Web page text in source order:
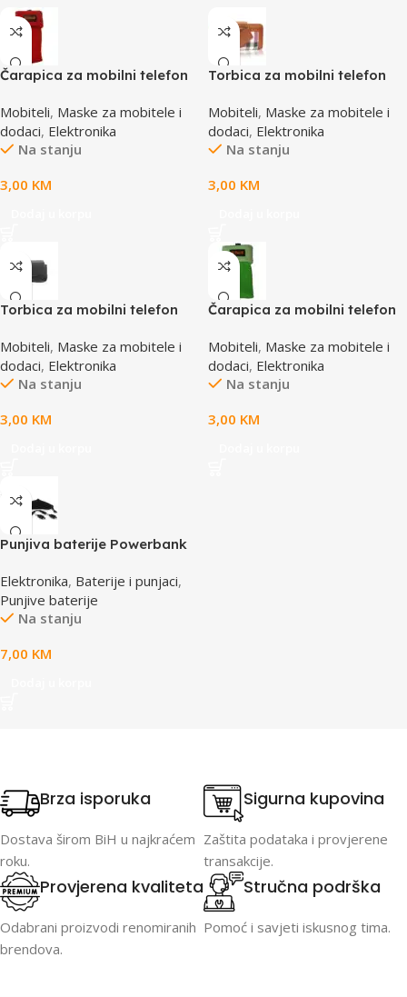
Čarapica za mobilni telefon
65x100mm
Mobiteli, Maske za mobitele i
dodaci, Elektronika
Na stanju
3,00 KM
Torbica za mobilni telefon
110x45x17mm
Mobiteli, Maske za mobitele i
dodaci, Elektronika
Na stanju
3,00 KM
Torbica za mobilni telefon
Mobiteli, Maske za mobitele i
dodaci, Elektronika
Na stanju
3,00 KM
Čarapica za mobilni telefon
65x100mm
Mobiteli, Maske za mobitele i
dodaci, Elektronika
Na stanju
3,00 KM
Punjiva baterije Powerbank
168267 MANHATTAN
Elektronika, Baterije i punjaci,
Punjive baterije
Na stanju
7,00 KM
Brza isporuka
Dostava širom BiH u najkraćem
roku.
Sigurna kupovina
Zaštita podataka i provjerene
transakcije.
Provjerena kvaliteta
Odabrani proizvodi renomiranih
brendova.
Stručna podrška
Pomoć i savjeti iskusnog tima.